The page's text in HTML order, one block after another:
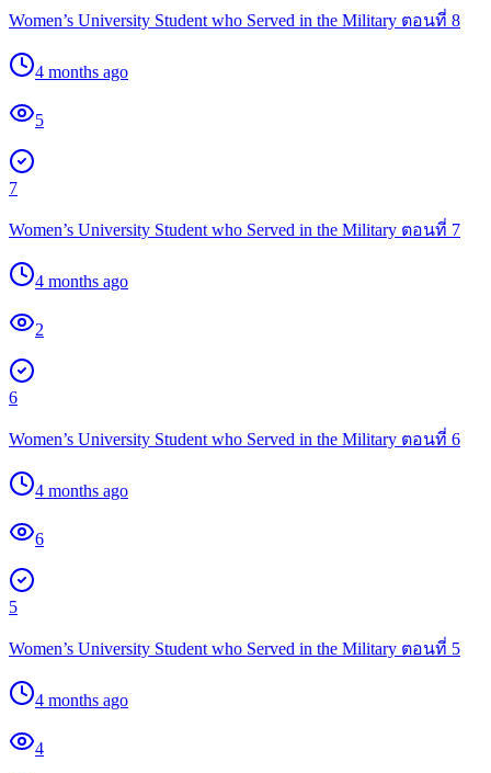
Women’s University Student who Served in the Military ตอนที่ 8
4 months ago
5
7
Women’s University Student who Served in the Military ตอนที่ 7
4 months ago
2
6
Women’s University Student who Served in the Military ตอนที่ 6
4 months ago
6
5
Women’s University Student who Served in the Military ตอนที่ 5
4 months ago
4